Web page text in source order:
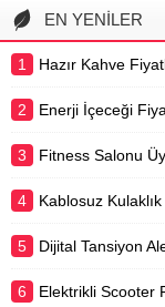
EN YENİLER
1 Hazır Kahve
2 Enerji İçeceği
3 Fitness Salonu
4 Kablosuz
5 Dijital Tansiyon
6 Elektrikli Scooter